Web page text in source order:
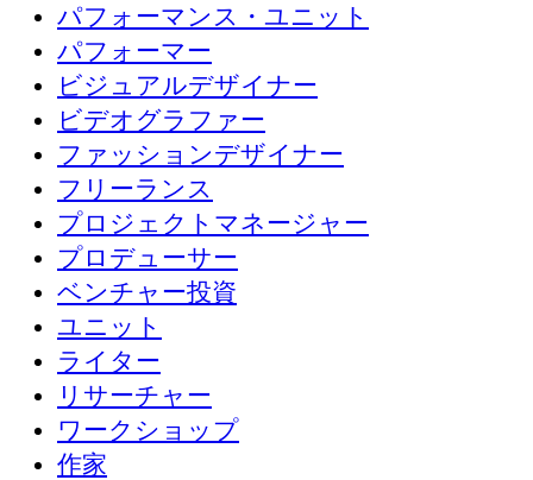
パフォーマンス・ユニット
パフォーマー
ビジュアルデザイナー
ビデオグラファー
ファッションデザイナー
フリーランス
プロジェクトマネージャー
プロデューサー
ベンチャー投資
ユニット
ライター
リサーチャー
ワークショップ
作家